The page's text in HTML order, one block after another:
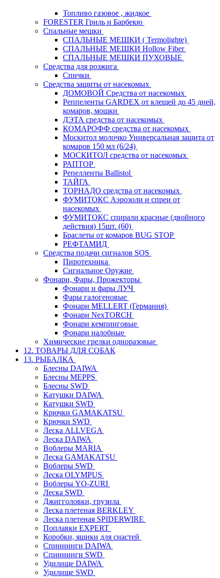
Топливо газовое , жидкое
FORESTER Гриль и Барбекю
Спальные мешки
СПАЛЬНЫЕ МЕШКИ ( Termolighte)
СПАЛЬНЫЕ МЕШКИ Hollow Fiber
СПАЛЬНЫЕ МЕШКИ ПУХОВЫЕ
Средства для розжига
Спички
Средства защиты от насекомых
ДОМОВОЙ Средства от насекомых
Реппеленты GARDEX от клещей до 45 дней,
комаров, мошки
ДЭТА средства от насекомых
КОМАРОФФ средства от насекомых
Москитол молочко Универсальная защита от
комаров 150 мл (6/24)
МОСКИТОЛ средства от насекомых
РАПТОР
Репелленты Ballistol
ТАЙГА
ТОРНАДО средства от насекомых
ФУМИТОКС Аэрозоли и спреи от
насекомых
ФУМИТОКС спирали красные (двойного
действия) 15шт. (60)
Браслеты от комаров BUG STOP
РЕФТАМИД
Средства подачи сигналов SOS
Пиротехника
Сигнальное Оружие
Фонари, Фары, Прожекторы
Фонари и фары ЛУЧ
Фары галогеновые
Фонари MELLERT (Германия)
Фонари NexTORCH
Фонари кемпинговые
Фонари налобные
Химические грелки одноразовые
12. ТОВАРЫ ДЛЯ СОБАК
13. РЫБАЛКА
Блесны DAIWA
Блесны MEPPS
Блесны SWD
Катушки DAIWA
Катушки SWD
Крючки GAMAKATSU
Крючки SWD
Леска ALLVEGA
Леска DAIWA
Воблеры MARIA
Леска GAMAKATSU
Воблеры SWD
Леска OLYMPUS
Воблеры YO-ZURI
Леска SWD
Джигголовки, грузила
Леска плетеная BERKLEY
Леска плетеная SPIDERWIRE
Поплавки EXPERT
Коробки, ящики для снастей
Спиннинги DAIWA
Спиннинги SWD
Удилище DAIWA
Удилище SWD